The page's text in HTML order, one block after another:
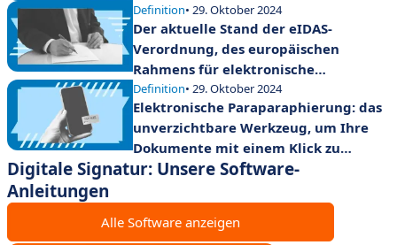
Definition• 29. Oktober 2024
Der aktuelle Stand der eIDAS-
Verordnung, des europäischen
Rahmens für elektronische
Signaturen
Definition• 29. Oktober 2024
Elektronische Paraparaphierung: das
unverzichtbare Werkzeug, um Ihre
Dokumente mit einem Klick zu
validieren
Digitale Signatur: Unsere Software-
Anleitungen
Alle Software anzeigen